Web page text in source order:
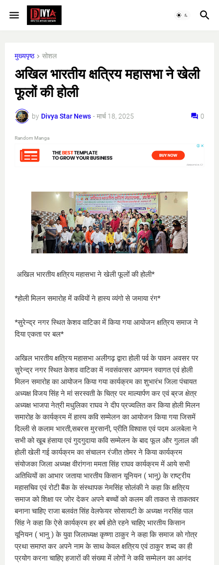
मुख्यपृष्ठ सोशल
अखिल भारतीय क्षत्रिय महासभा ने खेली
फूलों की होली
by Divya Star News - मार्च 18, 2025 0
Random Manga
अखिल भारतीय क्षत्रिय महासभा ने खेली फूलों की होली*
*होली मिलन समारोह में कवियों ने हास्य व्यंगो से जमाया रंग*
*सुरेन्द्र नगर स्थित केशव वाटिका में किया गया आयोजन क्षत्रिय समाज ने
दिया एकता पर बल*
अखिल भारतीय क्षत्रिय महासभा अलीगढ़ द्वारा होली पर्व के पावन अवसर पर
सुरेन्द्र नगर स्थित केशव वाटिका में नवसंवत्सर आगमन स्वागत एवं होली
मिलन समारोह का आयोजन किया गया कार्यक्रम का शुभारंभ जिला पंचायत
अध्यक्ष विजय सिंह ने मां सरस्वती के चित्र पर माल्यार्पण कर एवं ब्रज क्षेत्र
अध्यक्ष भाजपा नेत्री मधुलिका राघव ने दीप प्रज्वलित कर किया होली मिलन
समारोह के कार्यक्रम में हास्य कवि सम्मेलन का आयोजन किया गया जिसमें
दिल्ली से कलाम भारती,सबरस मुरसानी, प्रीति विश्वास एवं पदम अलबेला ने
सभी को खूब हंसाया एवं गुदगुदाया कवि सम्मेलन के बाद फूल और गुलाल की
होली खेली गई कार्यक्रम का संचालन रंजीत तोमर ने किया कार्यक्रम
संयोजका जिला अध्यक्ष वीरांगना ममता सिंह राघव कार्यक्रम में आये सभी
अतिथियों का आभार जताया भारतीय किसान यूनियन ( भानु) के राष्ट्रीय
महासचिव एवं रोटी बैंक के संस्थापक नेमसिंह सोलंकी ने कहा कि क्षत्रिय
समाज को शिक्षा पर जोर देकर अपने बच्चों को कलम की ताकत से ताकतवर
बनाना चाहिए राजा बलवंत सिंह वेलफेयर सोसायटी के अध्यक्ष नरसिंह पाल
सिंह ने कहा कि ऐसे कार्यक्रम हर बर्ष होते रहने चाहिए भारतीय किसान
यूनियन ( भानु ) के युवा जिलाध्यक्ष कृष्णा ठाकुर ने कहा कि समाज को गोत्र
प्रथा समाप्त कर अपने नाम के साथ केवल क्षत्रिय एवं ठाकुर शब्द का ही
प्रयोग करना चाहिए हजारों की संख्या में लोगों ने कवि सम्मेलन का आनंद